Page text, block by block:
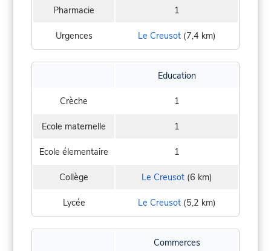
Pharmacie 1
Urgences Le Creusot(7,4 km)
Education
Crèche 1
Ecole maternelle 1
Ecole élementaire 1
Collège Le Creusot(6 km)
Lycée Le Creusot(5,2 km)
Commerces